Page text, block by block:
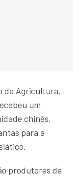
da Agricultura,
um
chinês,
para a
produtores de